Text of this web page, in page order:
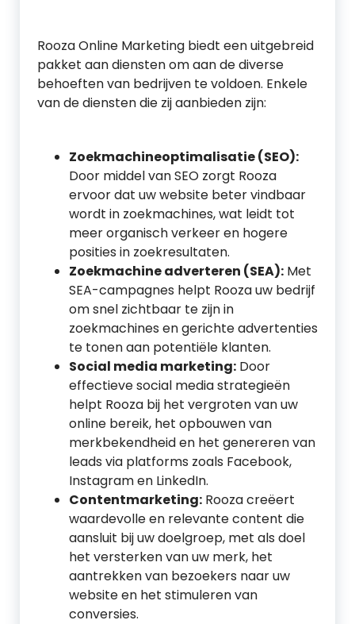
Rooza Online Marketing biedt een uitgebreid
pakket aan diensten om aan de diverse
behoeften van bedrijven te voldoen. Enkele
van de diensten die zij aanbieden zijn:
Zoekmachineoptimalisatie (SEO):
Door middel van SEO zorgt Rooza
ervoor dat uw website beter vindbaar
wordt in zoekmachines, wat leidt tot
meer organisch verkeer en hogere
posities in zoekresultaten.
Zoekmachine adverteren (SEA): Met
SEA-campagnes helpt Rooza uw bedrijf
om snel zichtbaar te zijn in
zoekmachines en gerichte advertenties
te tonen aan potentiële klanten.
Social media marketing: Door
effectieve social media strategieën
helpt Rooza bij het vergroten van uw
online bereik, het opbouwen van
merkbekendheid en het genereren van
leads via platforms zoals Facebook,
Instagram en LinkedIn.
Contentmarketing: Rooza creëert
waardevolle en relevante content die
aansluit bij uw doelgroep, met als doel
het versterken van uw merk, het
aantrekken van bezoekers naar uw
website en het stimuleren van
conversies.